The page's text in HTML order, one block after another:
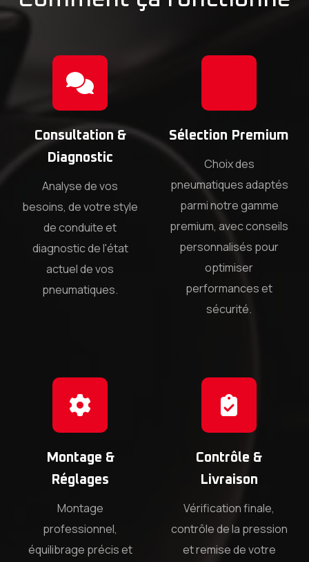
Consultation &
Diagnostic
Analyse de vos
besoins, de votre style
de conduite et
diagnostic de l'état
actuel de vos
pneumatiques.
Sélection Premium
Choix des
pneumatiques adaptés
parmi notre gamme
premium, avec conseils
personnalisés pour
optimiser
performances et
sécurité.
Montage &
Réglages
Montage
professionnel,
équilibrage précis et
Contrôle &
Livraison
Vérification finale,
contrôle de la pression
et remise de votre